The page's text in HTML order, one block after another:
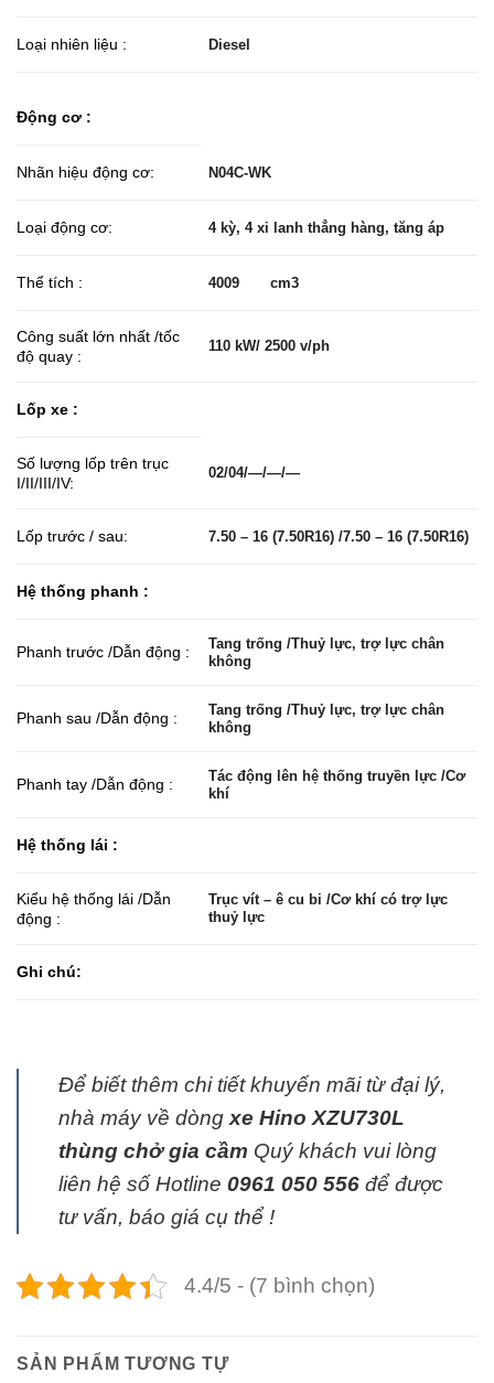
Loại nhiên liệu : Diesel
Động cơ :
Nhãn hiệu động cơ: N04C-WK
Loại động cơ: 4 kỳ, 4 xi lanh thẳng hàng, tăng áp
Thể tích : 4009 cm3
Công suất lớn nhất /tốc
độ quay :
110 kW/ 2500 v/ph
Lốp xe :
Số lượng lốp trên trục
I/II/III/IV:
02/04/—/—/—
Lốp trước / sau: 7.50 – 16 (7.50R16) /7.50 – 16 (7.50R16)
Hệ thống phanh :
Phanh trước /Dẫn động :
Tang trống /Thuỷ lực, trợ lực chân
không
Phanh sau /Dẫn động :
Tang trống /Thuỷ lực, trợ lực chân
không
Phanh tay /Dẫn động :
Tác động lên hệ thống truyền lực /Cơ
khí
Hệ thống lái :
Kiểu hệ thống lái /Dẫn
động :
Trục vít – ê cu bi /Cơ khí có trợ lực
thuỷ lực
Ghi chú:
Để biết thêm chi tiết khuyến mãi từ đại lý,
nhà máy về dòng xe Hino XZU730L
thùng chở gia cầm Quý khách vui lòng
liên hệ số Hotline 0961 050 556 để được
tư vấn, báo giá cụ thể !
4.4/5 - (7 bình chọn)
SẢN PHẨM TƯƠNG TỰ